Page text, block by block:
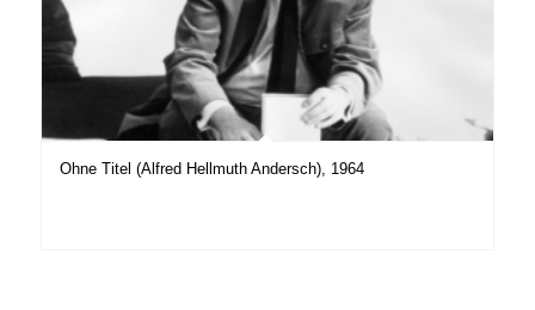
Ohne Titel (Alfred Hellmuth Andersch), 1964